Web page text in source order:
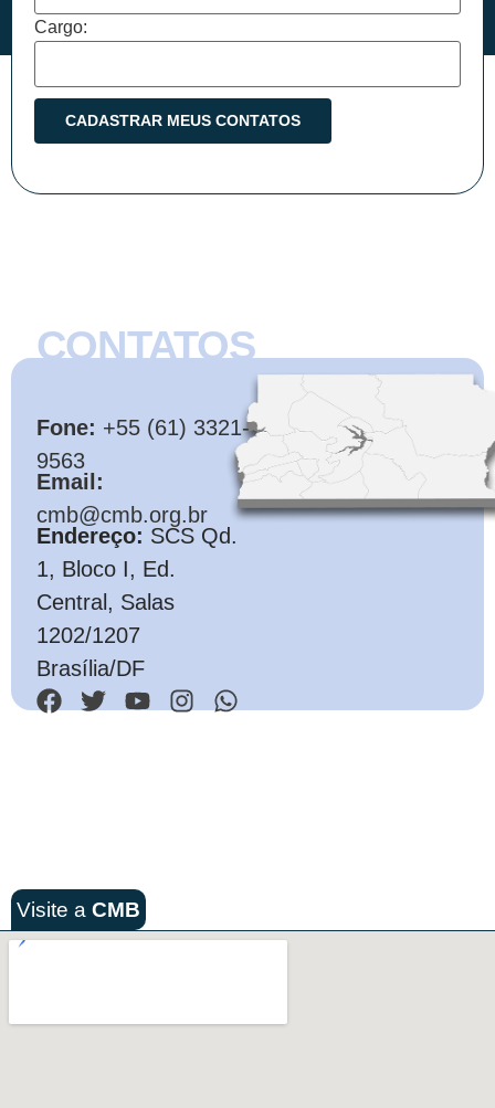
Cargo:
CONTATOS
Fone: +55 (61) 3321-
9563
Email:
cmb@cmb.org.br
Endereço: SCS Qd.
1, Bloco I, Ed.
Central, Salas
1202/1207
Brasília/DF
Visite a CMB